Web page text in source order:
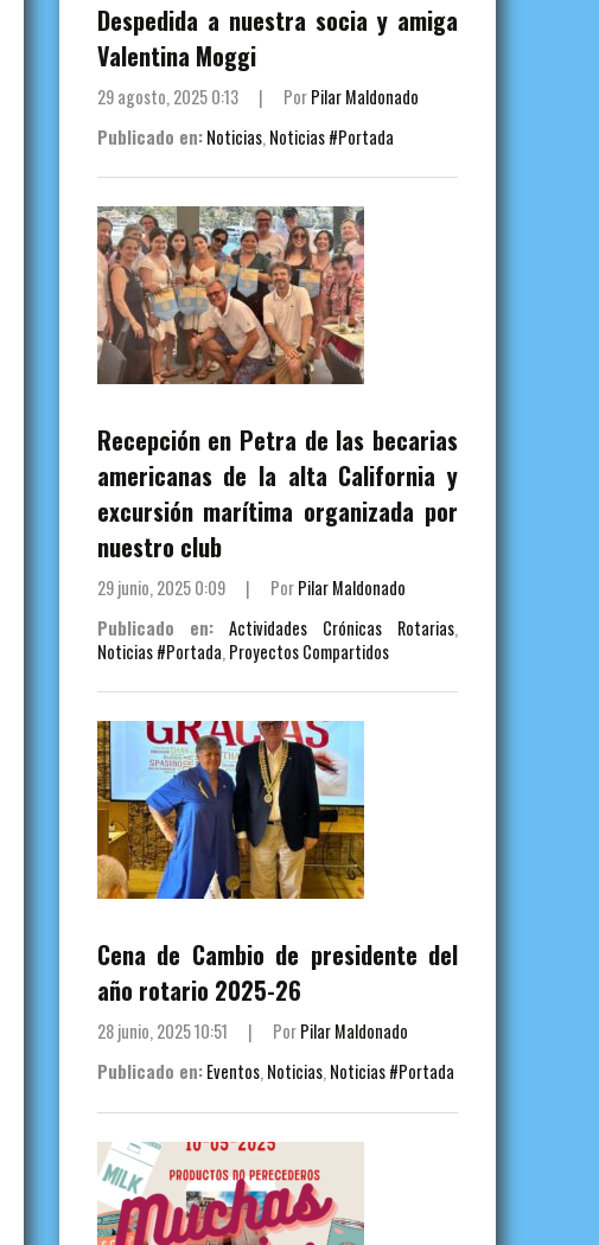
Despedida a nuestra socia y amiga
Valentina Moggi
29 agosto, 2025 0:13 | PorPilar Maldonado
Publicado en: Noticias, Noticias #Portada
Recepción en Petra de las becarias
americanas de la alta California y
excursión marítima organizada por
nuestro club
29 junio, 2025 0:09 | PorPilar Maldonado
Publicado en:
Actividades Crónicas Rotarias,
Noticias #Portada, Proyectos Compartidos
Cena de Cambio de presidente del
año rotario 2025-26
28 junio, 2025 10:51 | PorPilar Maldonado
Publicado en: Eventos,Noticias,Noticias #Portada